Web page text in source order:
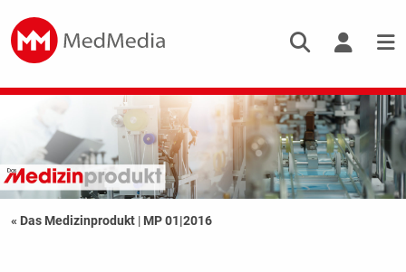
« Das Medizinprodukt | MP 01|2016